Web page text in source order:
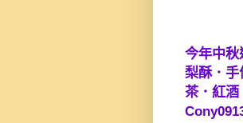
今年中秋
梨酥．
茶．紅酒